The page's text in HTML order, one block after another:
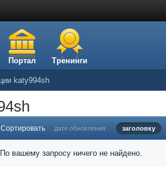
Портал Тренинги
katy994sh
Сортировать дате обновления заголовку
По вашему запросу ничего не найдено.